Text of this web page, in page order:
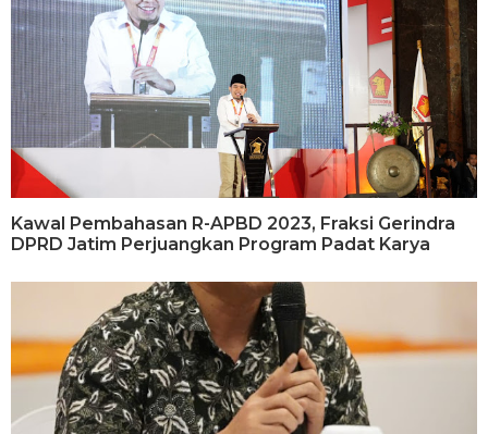
Kawal Pembahasan R-APBD 2023, Fraksi Gerindra
DPRD Jatim Perjuangkan Program Padat Karya